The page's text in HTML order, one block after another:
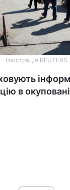
Ілюстрація REUTERS
в